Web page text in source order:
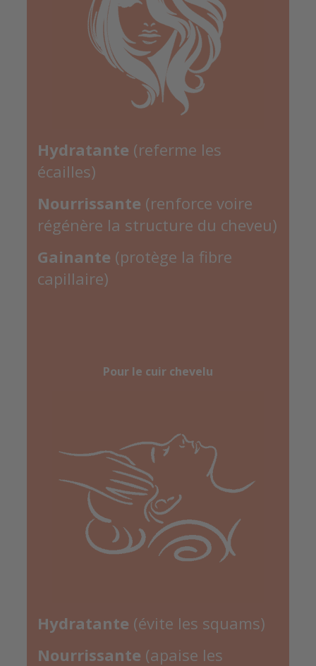
Hydratante (referme les
écailles)
Nourrissante (renforce voire
régénère la structure du cheveu)
Gainante (protège la fibre
capillaire)
Pour le cuir chevelu
Hydratante (évite les squams)
Nourrissante (apaise les